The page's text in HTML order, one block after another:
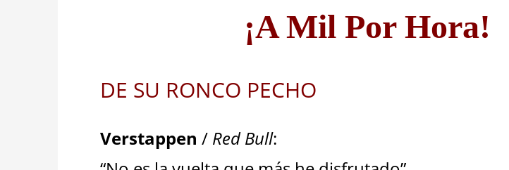
¡A Mil Por Hora!
DE SU RONCO PECHO
Verstappen/ Red Bull: